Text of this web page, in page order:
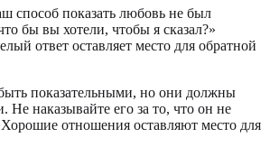
способ показать любовь не был
бы вы хотели, чтобы я сказал?»
ответ оставляет место для обратной
показательными, но они должны
Не наказывайте его за то, что он не
отношения оставляют место для